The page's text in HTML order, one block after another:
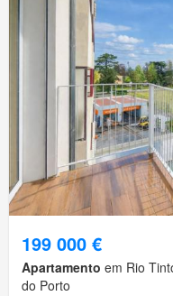
199 000 €
Apartamento em Rio
do Porto